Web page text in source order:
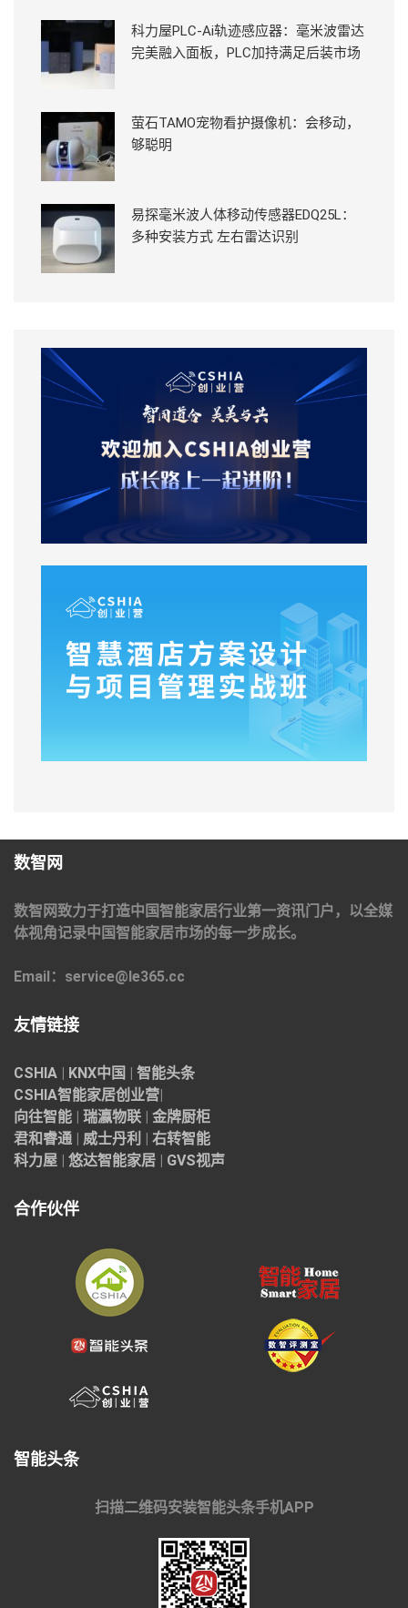
科力屋PLC-Ai轨迹感应器：毫米波雷达
完美融入面板，PLC加持满足后装市场
萤石TAMO宠物看护摄像机：会移动，
够聪明
易探毫米波人体移动传感器EDQ25L：
多种安装方式 左右雷达识别
数智网
数智网致力于打造中国智能家居行业第一资讯门户，以全媒
体视角记录中国智能家居市场的每一步成长。
Email：service@le365.cc
友情链接
CSHIA | KNX中国 | 智能头条
CSHIA智能家居创业营|
向往智能 | 瑞瀛物联 | 金牌厨柜
君和睿通 | 威士丹利 | 右转智能
科力屋 | 悠达智能家居 | GVS视声
合作伙伴
智能头条
扫描二维码安装智能头条手机APP